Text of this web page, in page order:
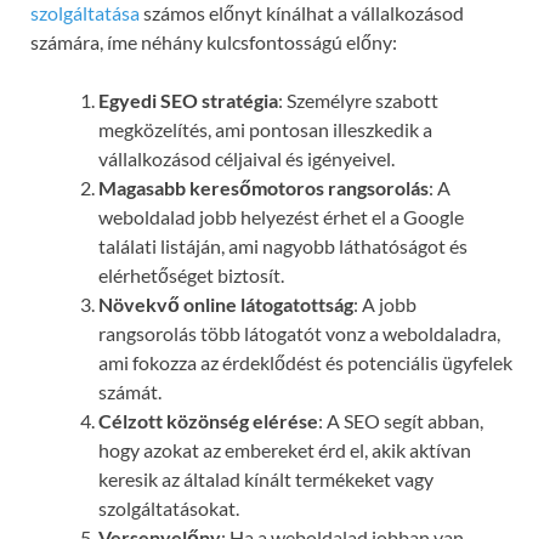
szolgáltatásaszámos előnyt kínálhat a vállalkozásod
számára, íme néhány kulcsfontosságú előny:
Egyedi SEO stratégia: Személyre szabott
megközelítés, ami pontosan illeszkedik a
vállalkozásod céljaival és igényeivel.
Magasabb keresőmotoros rangsorolás: A
weboldalad jobb helyezést érhet el a Google
találati listáján, ami nagyobb láthatóságot és
elérhetőséget biztosít.
Növekvő online látogatottság: A jobb
rangsorolás több látogatót vonz a weboldaladra,
ami fokozza az érdeklődést és potenciális ügyfelek
számát.
Célzott közönség elérése: A SEO segít abban,
hogy azokat az embereket érd el, akik aktívan
keresik az általad kínált termékeket vagy
szolgáltatásokat.